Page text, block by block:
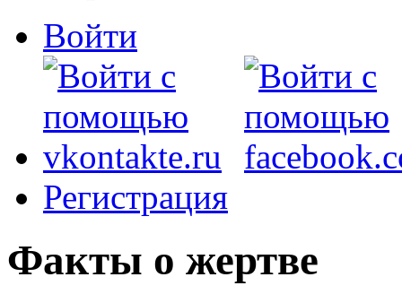
Войти
Регистрация
Факты о жертве